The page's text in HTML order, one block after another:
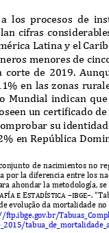
los procesos de
cifras
Latina y el C
menores de
corte de 2019. Aunq
en las zonas
Mundial indicanq
un certificado
su
en República D
de nacimientos no
por la diferencia entre los
ahondar la metodología,
ía e Estadística –ibge–. “T
evolução da mortalidade no
ftp.ibge.gov.br/Tabuas _C
_2015/tabua de mortalidade_